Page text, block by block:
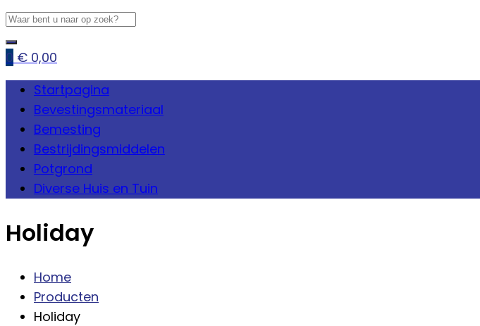
0 € 0,00
Startpagina
Bevestingsmateriaal
Bemesting
Bestrijdingsmiddelen
Potgrond
Diverse Huis en Tuin
Holiday
Home
Producten
Holiday